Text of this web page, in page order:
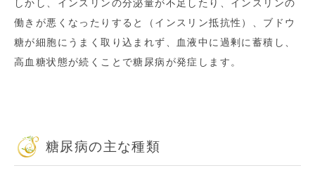
しかし、インスリンの分泌量が不足したり、インスリンの
働きが悪くなったりすると（インスリン抵抗性）、ブドウ
糖が細胞にうまく取り込まれず、血液中に過剰に蓄積し、
高血糖状態が続くことで糖尿病が発症します。
糖尿病の主な種類